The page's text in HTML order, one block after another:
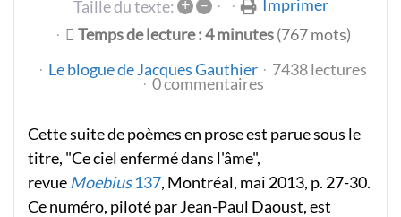
Taille du texte: + –
Imprimer
Temps de lecture : 4 minutes (767 mots)
Le blogue de Jacques Gauthier
7438 lectures
0 commentaires
Cette suite de poèmes en prose est parue sous le
titre, "Ce ciel enfermé dans l'âme",
revue Moebius137, Montréal, mai 2013, p. 27-30.
Ce numéro, piloté par Jean-Paul Daoust, est